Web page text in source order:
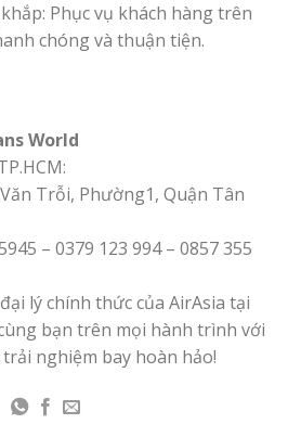
Phục vụ khách hàng trên
chóng và thuận tiện.
World
Trỗi, Phường1, Quận Tân
– 0379 123 994 – 0857 355
lý chính thức của AirAsia tại
bạn trên mọi hành trình với
nghiệm bay hoàn hảo!